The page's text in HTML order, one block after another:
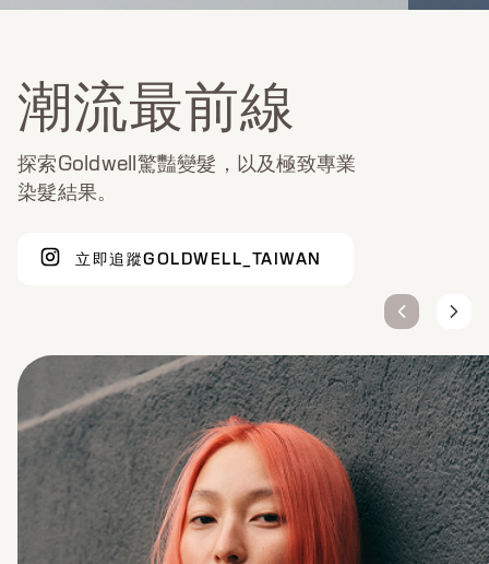
潮流最前線
探索Goldwell驚豔變髮，以及極致專業
染髮結果。
立即追蹤GOLDWELL_TAIWAN